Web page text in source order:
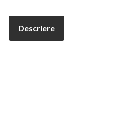
Descriere